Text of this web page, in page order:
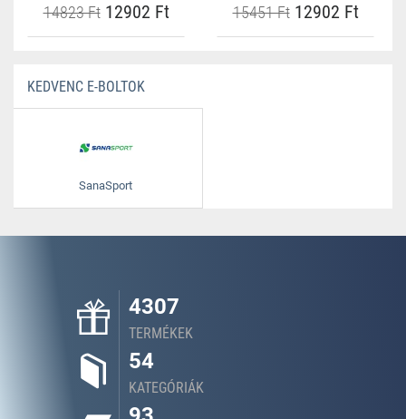
14823 Ft12902 Ft 15451 Ft12902 Ft
KEDVENC E-BOLTOK
SanaSport
4307
TERMÉKEK
54
KATEGÓRIÁK